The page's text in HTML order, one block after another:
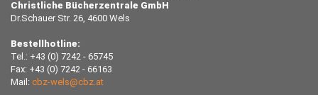
Christliche Bücherzentrale GmbH
Dr.Schauer Str. 26, 4600 Wels
Bestellhotline:
Tel.: +43 (0) 7242 - 65745
Fax: +43 (0) 7242 - 66163
Mail: cbz-wels@cbz.at